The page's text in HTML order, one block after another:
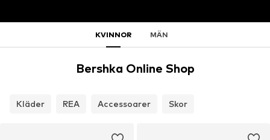
KVINNOR MÄN
Bershka Online Shop
Kläder REA Accessoarer Skor